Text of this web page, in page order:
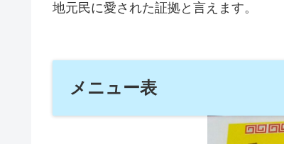
地元民に愛された証拠と言えます。
メニュー表